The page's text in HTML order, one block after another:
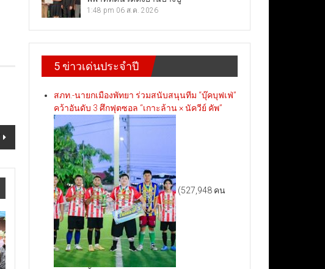
1:48 pm 06 ส.ค. 2026
5 ข่าวเด่นประจำปี
สภท.-นายกเมืองพัทยา ร่วมสนับสนุนทีม “บุ๊คบุฟเฟ่”
คว้าอันดับ 3 ศึกฟุตซอล “เกาะล้าน × นัควีย์ คัพ”
(527,948 คน